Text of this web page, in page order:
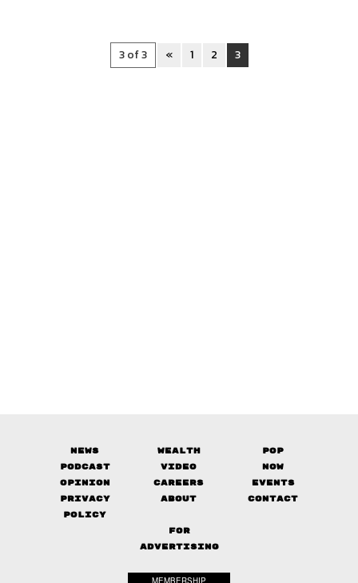
3 of 3 « 1 2 3
News Wealth
Pop
Podcast
Video
Now
Opinion
Careers
Events
Privacy
Policy
About Contact
FOR
ADVERTISING
MEMBERSHIP